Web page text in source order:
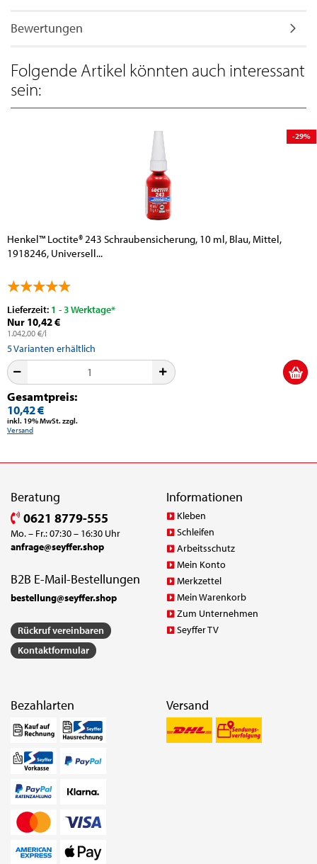
Bewertungen
Folgende Artikel könnten auch interessant
sein:
-29%
Henkel™ Loctite® 243 Schraubensicherung, 10 ml, Blau, Mittel,
1918246, Universell...
Lieferzeit: 1 - 3 Werktage*
Nur 10,42 €
1.042,00 €/l
5Varianten erhältlich
Gesamtpreis:
10,42 €
inkl. 19% MwSt. zzgl.
Versand
Beratung
0621 8779-555
Mo. – Fr.: 07:30 – 16:30 Uhr
anfrage@seyffer.shop
B2B E-Mail-Bestellungen
bestellung@seyffer.shop
Rückruf vereinbaren
Kontaktformular
Informationen
Kleben
Schleifen
Arbeitsschutz
Mein Konto
Merkzettel
Mein Warenkorb
Zum Unternehmen
Seyffer TV
Bezahlarten Versand